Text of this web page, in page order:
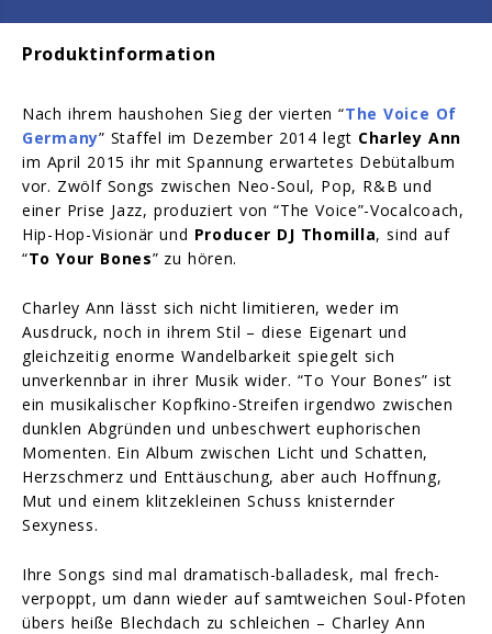
Produktinformation
Nach ihrem haushohen Sieg der vierten “The Voice Of
Germany” Staffel im Dezember 2014 legt Charley Ann
im April 2015 ihr mit Spannung erwartetes Debütalbum
vor. Zwölf Songs zwischen Neo-Soul, Pop, R&B und
einer Prise Jazz, produziert von “The Voice”-Vocalcoach,
Hip-Hop-Visionär und Producer DJ Thomilla, sind auf
“To Your Bones” zu hören.
Charley Ann lässt sich nicht limitieren, weder im
Ausdruck, noch in ihrem Stil – diese Eigenart und
gleichzeitig enorme Wandelbarkeit spiegelt sich
unverkennbar in ihrer Musik wider. “To Your Bones” ist
ein musikalischer Kopfkino-Streifen irgendwo zwischen
dunklen Abgründen und unbeschwert euphorischen
Momenten. Ein Album zwischen Licht und Schatten,
Herzschmerz und Enttäuschung, aber auch Hoffnung,
Mut und einem klitzekleinen Schuss knisternder
Sexyness.
Ihre Songs sind mal dramatisch-balladesk, mal frech-
verpoppt, um dann wieder auf samtweichen Soul-Pfoten
übers heiße Blechdach zu schleichen – Charley Ann